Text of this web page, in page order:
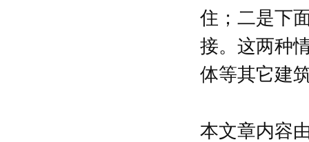
住；二是下
接。这两种
体等其它建
本文章内容